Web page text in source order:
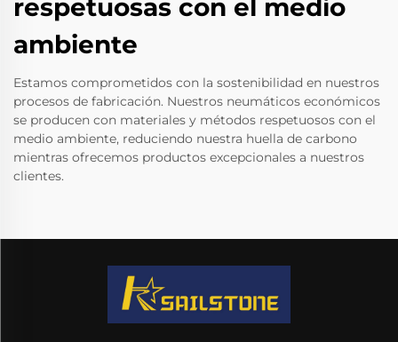
respetuosas con el medio
ambiente
Estamos comprometidos con la sostenibilidad en nuestros
procesos de fabricación. Nuestros neumáticos económicos
se producen con materiales y métodos respetuosos con el
medio ambiente, reduciendo nuestra huella de carbono
mientras ofrecemos productos excepcionales a nuestros
clientes.